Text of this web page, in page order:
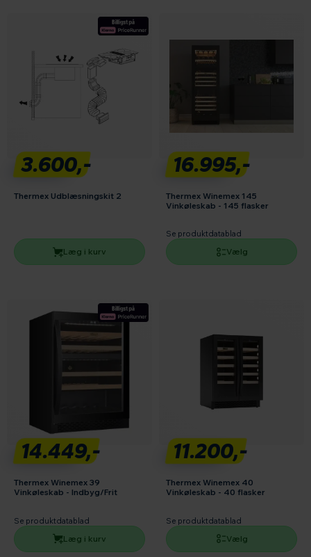
3.600,-
Thermex Udblæsningskit 2
Læg i kurv
16.995,-
Thermex Winemex 145
Vinkøleskab - 145 flasker
Se produktdatablad
Vælg
14.449,-
Thermex Winemex 39
Vinkøleskab - Indbyg/Frit
Se produktdatablad
Læg i kurv
11.200,-
Thermex Winemex 40
Vinkøleskab - 40 flasker
Se produktdatablad
Vælg